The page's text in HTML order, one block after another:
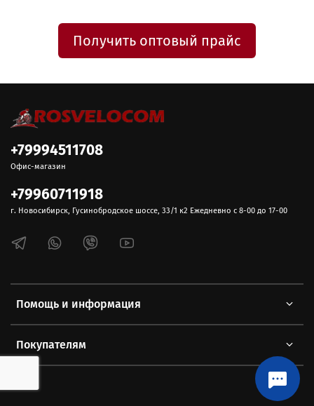
Получить оптовый прайс
Помощь и информация
Покупателям
+79994511708
Офис-магазин
+79960711918
г. Новосибирск, Гусинобродское шоссе, 33/1 к2 Ежедневно с 8-00 до 17-00